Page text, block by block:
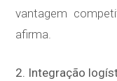
vantagem
afirma.
2. Integração